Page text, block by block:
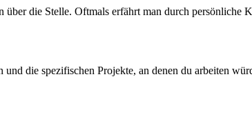
die Stelle. Oftmals erfährt man durch persönliche
die spezifischen Projekte, an denen du arbeiten